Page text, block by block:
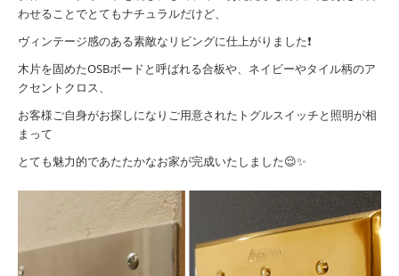
わせることでとてもナチュラルだけど、
ヴィンテージ感のある素敵なリビングに仕上がりました❗
木片を固めたOSBボードと呼ばれる合板や、ネイビーやタイル柄のア
クセントクロス、
お客様ご自身がお探しになりご用意されたトグルスイッチと照明が相
まって
とても魅力的であたたかなお家が完成いたしました😌✨